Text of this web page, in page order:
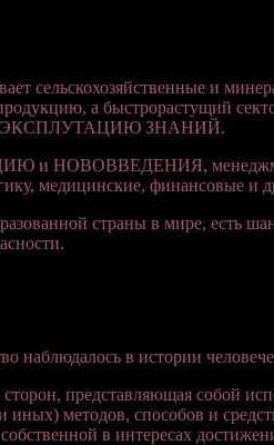
сельскохозяйственные и
а быстрорастущий
ЗНАНИЙ.
и НОВОВВЕДЕНИЯ,
медицинские, финансовые и
страны в мире, есть
в истории
представляющая собой
методов, способов и
в интересах